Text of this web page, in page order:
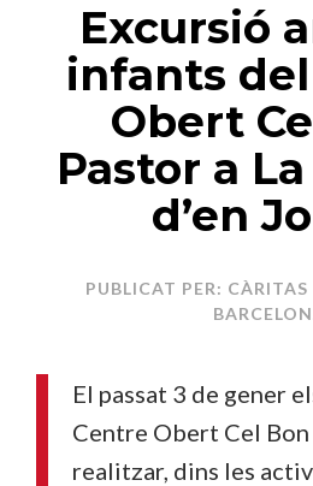
Excursió
infants
Obert
Pastor a
d’en
PUBLICAT PER:
El passat 3 de gener
Centre Obert Cel Bon
realitzar, dins les